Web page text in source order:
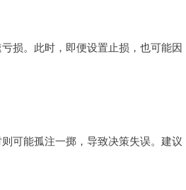
损。此时，即便设置止损，也可能因
可能孤注一掷，导致决策失误。建议